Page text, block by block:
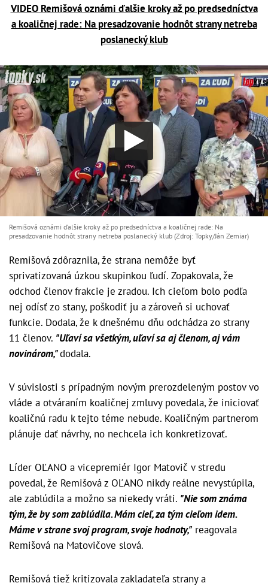
VIDEO Remišová oznámi ďalšie kroky až po predsedníctva
a koaličnej rade: Na presadzovanie hodnôt strany netreba
poslanecký klub
Remišová oznámi ďalšie kroky až po predsedníctva a koaličnej rade: Na
presadzovanie hodnôt strany netreba poslanecký klub (Zdroj: Topky/Ján Zemiar)
Remišová zdôraznila, že strana nemôže byť
sprivatizovaná úzkou skupinkou ľudí. Zopakovala, že
odchod členov frakcie je zradou. Ich cieľom bolo podľa
nej odísť zo stany, poškodiť ju a zároveň si uchovať
funkcie. Dodala, že k dnešnému dňu odchádza zo strany
11 členov. "Uľaví sa všetkým, uľaví sa aj členom, aj vám
novinárom,"dodala.
V súvislosti s prípadným novým prerozdeleným postov vo
vláde a otváraním koaličnej zmluvy povedala, že iniciovať
koaličnú radu k tejto téme nebude. Koaličným partnerom
plánuje dať návrhy, no nechcela ich konkretizovať.
Líder OĽANO a vicepremiér Igor Matovič v stredu
povedal, že Remišová z OĽANO nikdy reálne nevystúpila,
ale zablúdila a možno sa niekedy vráti. "Nie som známa
tým, že by som zablúdila. Mám cieľ, za tým cieľom idem.
Máme v strane svoj program, svoje hodnoty," reagovala
Remišová na Matovičove slová.
Remišová tiež kritizovala zakladateľa strany a